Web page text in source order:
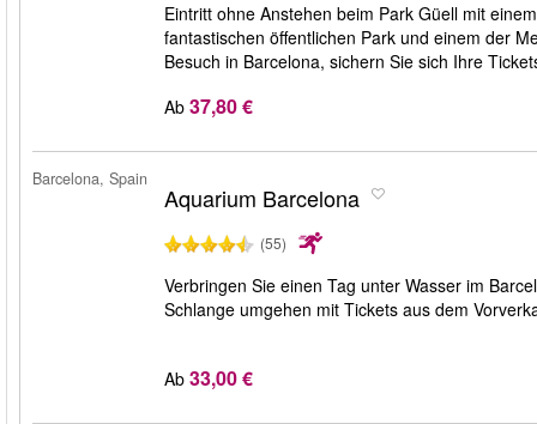
Eintritt ohne Anstehen beim Park Güell mit
fantastischen öffentlichen Park und einem der
Besuch in Barcelona, sichern Sie sich Ihre
Ab 37,80 €
Barcelona, Spain
Aquarium Barcelona
(55)
Verbringen Sie einen Tag unter Wasser im
Schlange umgehen mit Tickets aus dem
Ab 33,00 €